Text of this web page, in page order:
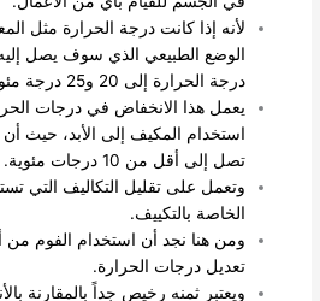
الوضع الطبيعي الذي سوف يصل إليه
درجة الحرارة إلى 20 و25 درجة مئوية.
يعمل هذا الانخفاض في درجات
استخدام المكيف إلى الأبد، حيث
تصل إلى أقل من 10 درجات مئوية.
وتعمل على تقليل التكاليف التي
الخاصة بالتكييف.
ومن هنا نجد أن استخدام الفوم من
تعديل درجات الحرارة.
ويعتبر ثمنه رخيص جداً بالمقارنة